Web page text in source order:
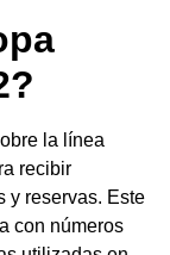
la línea
recibir
y reservas. Este
con números